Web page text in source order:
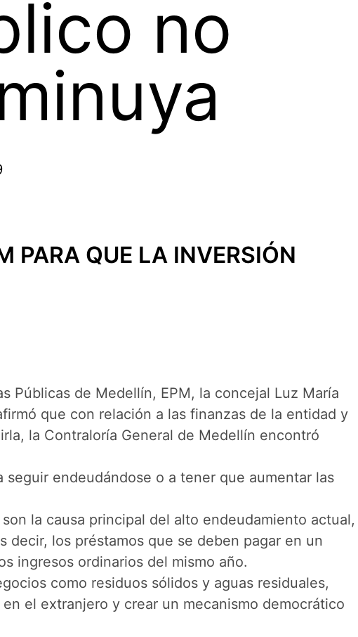
no
PARA QUE LA INVERSIÓN
Públicas de Medellín, EPM, la concejal Luz María
que con relación a las finanzas de la entidad y
la Contraloría General de Medellín encontró
endeudándose o a tener que aumentar las
la causa principal del alto endeudamiento actual,
decir, los préstamos que se deben pagar en un
ingresos ordinarios del mismo año.
como residuos sólidos y aguas residuales,
el extranjero y crear un mecanismo democrático